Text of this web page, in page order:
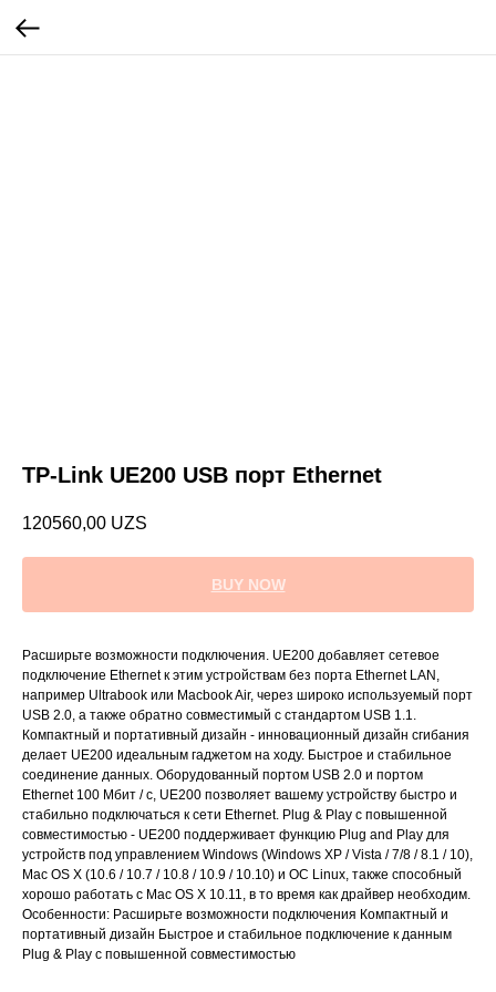
TP-Link UE200 USB порт Ethernet
120560,00 UZS
BUY NOW
Расширьте возможности подключения. UE200 добавляет сетевое
подключение Ethernet к этим устройствам без порта Ethernet LAN,
например Ultrabook или Macbook Air, через широко используемый порт
USB 2.0, а также обратно совместимый с стандартом USB 1.1.
Компактный и портативный дизайн - инновационный дизайн сгибания
делает UE200 идеальным гаджетом на ходу. Быстрое и стабильное
соединение данных. Оборудованный портом USB 2.0 и портом
Ethernet 100 Мбит / с, UE200 позволяет вашему устройству быстро и
стабильно подключаться к сети Ethernet. Plug & Play с повышенной
совместимостью - UE200 поддерживает функцию Plug and Play для
устройств под управлением Windows (Windows XP / Vista / 7/8 / 8.1 / 10),
Mac OS X (10.6 / 10.7 / 10.8 / 10.9 / 10.10) и ОС Linux, также способный
хорошо работать с Mac OS X 10.11, в то время как драйвер необходим.
Особенности: Расширьте возможности подключения Компактный и
портативный дизайн Быстрое и стабильное подключение к данным
Plug & Play с повышенной совместимостью